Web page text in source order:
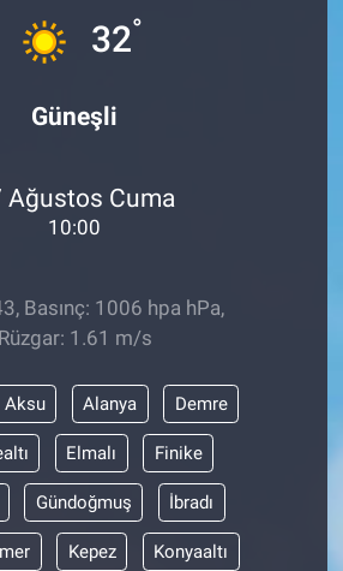
32°
Güneşli
Ağustos Cuma
10:00
Basınç: 1006 hpa hPa,
Rüzgar: 1.61 m/s
Aksu Alanya Demre
Elmalı Finike
Gündoğmuş İbradı
Kepez Konyaaltı